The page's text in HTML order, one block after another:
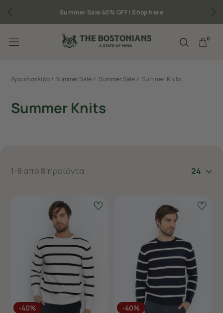
Summer Sale 40% OFF | Shop here
0
Αρχική σελίδα / Summer Sale / Summer Sale / Summer Knits
Summer Knits
1-8 από 8 προϊόντα 24
-40% -40%